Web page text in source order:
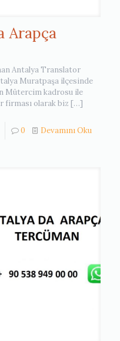
Arapça
Antalya Translator
Muratpaşa ilçesinde
Mütercim kadrosu ile
firması olarak biz […]
0 Devamını Oku